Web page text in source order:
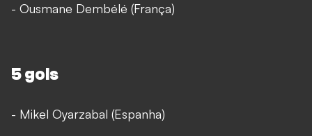
- Ousmane Dembélé (França)
5 gols
- Mikel Oyarzabal (Espanha)